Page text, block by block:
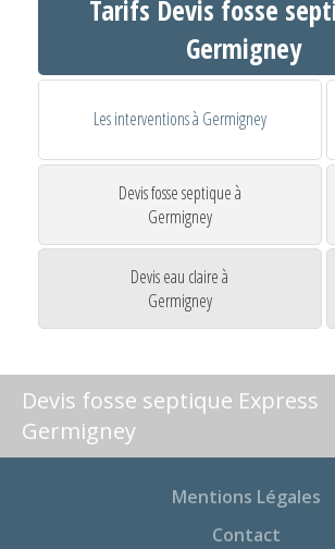
Tarifs Devis fosse
Germigney
Les interventions à Germigney
Devis fosse septique à
Germigney
Devis eau claire à
Germigney
Devis fosse septique Express
Germigney
Mentions Légales
Contact